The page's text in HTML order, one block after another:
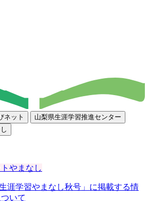
ネット
山梨県生涯学習推進センター
やまなし
涯学習やまなし秋号」に掲載する情
いて